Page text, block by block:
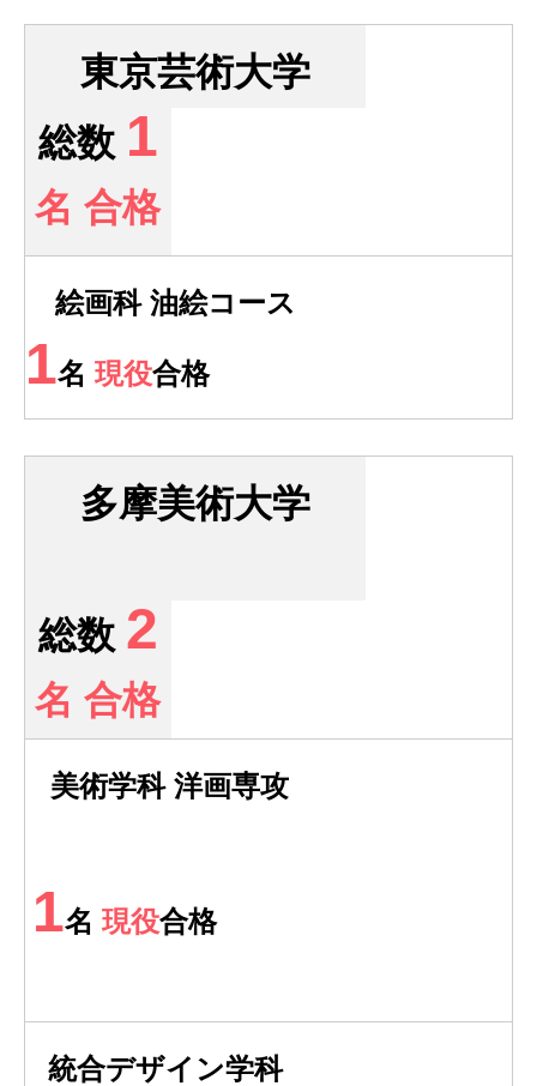
東京芸術大学
総数 1
名 合格
絵画科 油絵コース
1名 現役合格
多摩美術大学
総数 2
名 合格
美術学科 洋画専攻
1名 現役合格
統合デザイン学科